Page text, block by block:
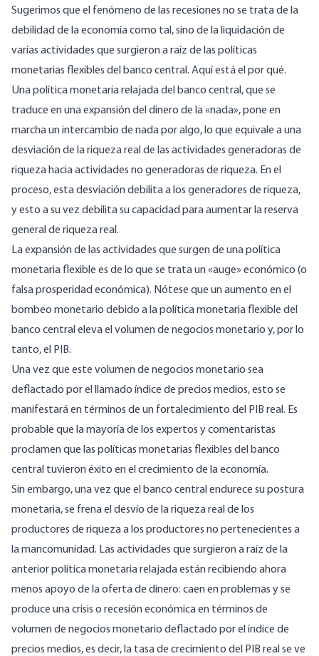
Sugerimos que el fenómeno de las recesiones no se trata de la
debilidad de la economía como tal, sino de la liquidación de
varias actividades que surgieron a raíz de las políticas
monetarias flexibles del banco central. Aquí está el por qué.
Una política monetaria relajada del banco central, que se
traduce en una expansión del dinero de la «nada», pone en
marcha un intercambio de nada por algo, lo que equivale a una
desviación de la riqueza real de las actividades generadoras de
riqueza hacia actividades no generadoras de riqueza. En el
proceso, esta desviación debilita a los generadores de riqueza,
y esto a su vez debilita su capacidad para aumentar la reserva
general de riqueza real.
La expansión de las actividades que surgen de una política
monetaria flexible es de lo que se trata un «auge» económico (o
falsa prosperidad económica). Nótese que un aumento en el
bombeo monetario debido a la política monetaria flexible del
banco central eleva el volumen de negocios monetario y, por lo
tanto, el PIB.
Una vez que este volumen de negocios monetario sea
deflactado por el llamado índice de precios medios, esto se
manifestará en términos de un fortalecimiento del PIB real. Es
probable que la mayoría de los expertos y comentaristas
proclamen que las políticas monetarias flexibles del banco
central tuvieron éxito en el crecimiento de la economía.
Sin embargo, una vez que el banco central endurece su postura
monetaria, se frena el desvío de la riqueza real de los
productores de riqueza a los productores no pertenecientes a
la mancomunidad. Las actividades que surgieron a raíz de la
anterior política monetaria relajada están recibiendo ahora
menos apoyo de la oferta de dinero: caen en problemas y se
produce una crisis o recesión económica en términos de
volumen de negocios monetario deflactado por el índice de
precios medios, es decir, la tasa de crecimiento del PIB real se ve